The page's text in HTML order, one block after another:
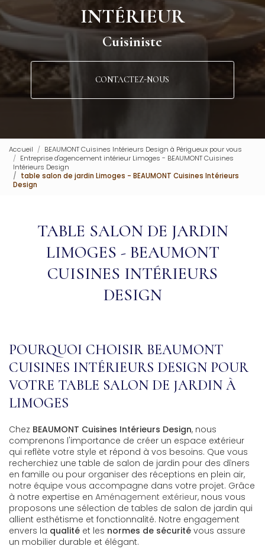
INTÉRIEUR
Cuisiniste
CONTACTEZ-NOUS
Accueil
BEAUMONT Cuisines Intérieurs Design à Périgueux pour vous
Entreprise d'agencement intérieur Limoges - BEAUMONT Cuisines
Intérieurs Design
table salon de jardin Limoges - BEAUMONT Cuisines Intérieurs
Design
TABLE SALON DE JARDIN
LIMOGES - BEAUMONT
CUISINES INTÉRIEURS
DESIGN
POURQUOI CHOISIR BEAUMONT
CUISINES INTÉRIEURS DESIGN POUR
VOTRE TABLE SALON DE JARDIN À
LIMOGES
Chez BEAUMONT Cuisines Intérieurs Design, nous
comprenons l'importance de créer un espace extérieur
qui reflète votre style et répond à vos besoins. Que vous
recherchiez une table de salon de jardin pour des dîners
en famille ou pour organiser des réceptions en plein air,
notre équipe vous accompagne dans votre projet. Grâce
à notre expertise en Aménagement extérieur, nous vous
proposons une sélection de tables de salon de jardin qui
allient esthétisme et fonctionnalité. Notre engagement
envers la qualité et les normes de sécurité vous assure
un mobilier durable et élégant.